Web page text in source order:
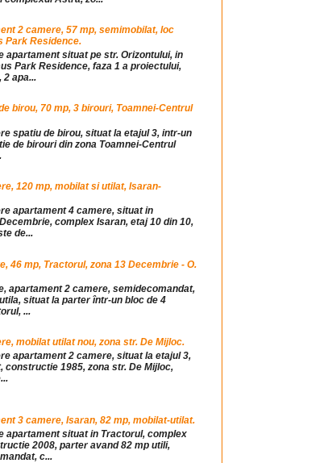
2 camere, 57 mp, semimobilat, loc
Park Residence.
apartament situat pe str. Orizontului, in
Park Residence, faza 1 a proiectului,
apa...
birou, 70 mp, 3 birouri, Toamnei-Centrul
spatiu de birou, situat la etajul 3, intr-un
de birouri din zona Toamnei-Centrul
120 mp, mobilat si utilat, Isaran-
apartament 4 camere, situat in
complex Isaran, etaj 10 din 10,
de...
46 mp, Tractorul, zona 13 Decembrie - O.
apartament 2 camere, semidecomandat,
situat la parter într-un bloc de 4
...
mobilat utilat nou, zona str. De Mijloc.
apartament 2 camere, situat la etajul 3,
constructie 1985, zona str. De Mijloc,
3 camere, Isaran, 82 mp, mobilat-utilat.
apartament situat in Tractorul, complex
2008, parter avand 82 mp utili,
c...